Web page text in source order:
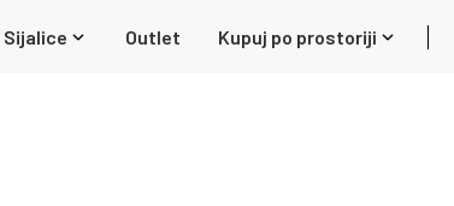
Sijalice Outlet Kupuj po prostoriji